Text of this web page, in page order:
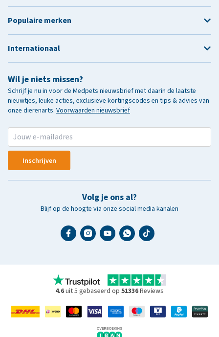
Wil je niets missen?
Schrijf je nu in voor de Medpets nieuwsbrief met daarin de laatste
nieuwtjes, leuke acties, exclusieve kortingscodes en tips & advies van
onze dierenarts. Voorwaarden nieuwsbrief
Inschrijven
Volg je ons al?
Blijf op de hoogte via onze social media kanalen
Populaire merken
Internationaal
4.6uit 5 gebaseerd op 51336Reviews